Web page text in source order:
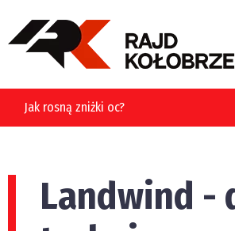
Jak rosną zniżki oc?
Landwind -